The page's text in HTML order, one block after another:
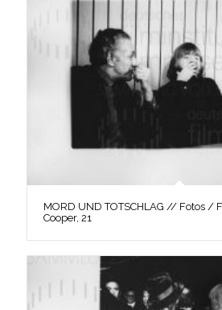
MORD UND TOTSCHLAG // Fotos /
Cooper, 21